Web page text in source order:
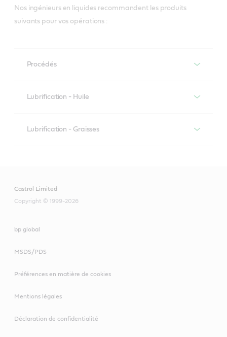
Nos ingénieurs en liquides recommandent les produits
suivants pour vos opérations :
Procédés
Produit recommandé
Syntilo
Iloform
Lubrification - Huile
Optigear
Hyspin
Lubrification - Graisses
Castrol Limited
Copyright © 1999-2026
bp global
MSDS/PDS
Préférences en matière de cookies
Mentions légales
Déclaration de confidentialité